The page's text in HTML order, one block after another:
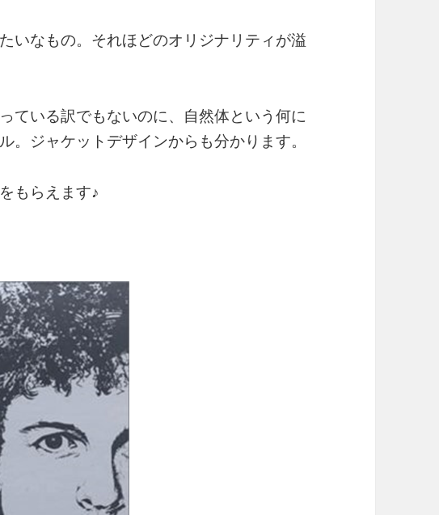
いなもの。それほどのオリジナリティが溢
ている訳でもないのに、自然体という何に
。ジャケットデザインからも分かります。
もらえます♪